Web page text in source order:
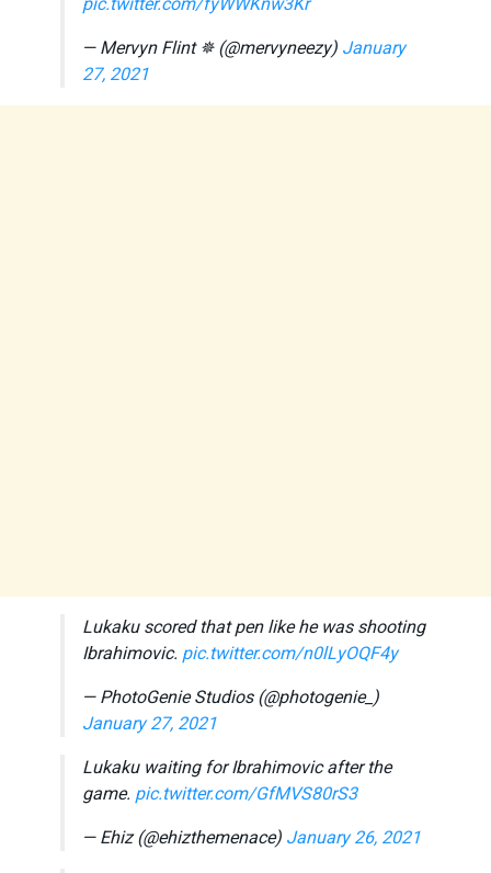
— Mervyn Flint ✵ (@mervyneezy) January
27, 2021
Lukaku scored that pen like he was shooting
Ibrahimovic. pic.twitter.com/n0lLyOQF4y
— PhotoGenie Studios (@photogenie_)
January 27, 2021
Lukaku waiting for Ibrahimovic after the
game. pic.twitter.com/GfMVS80rS3
— Ehiz (@ehizthemenace) January 26, 2021